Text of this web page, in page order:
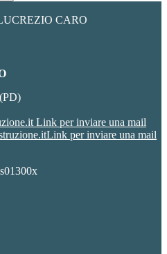
CARO
Link per inviare una mail
Link per inviare una mail